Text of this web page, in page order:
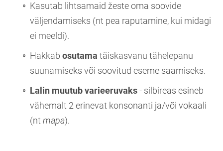
Kasutab lihtsamaid žeste oma soovide
väljendamiseks (nt pea raputamine, kui midagi
ei meeldi).
Hakkab osutama täiskasvanu tähelepanu
suunamiseks või soovitud eseme saamiseks.
Lalin muutub varieeruvaks- silbireas esineb
vähemalt 2 erinevat konsonanti ja/või vokaali
(nt mapa).